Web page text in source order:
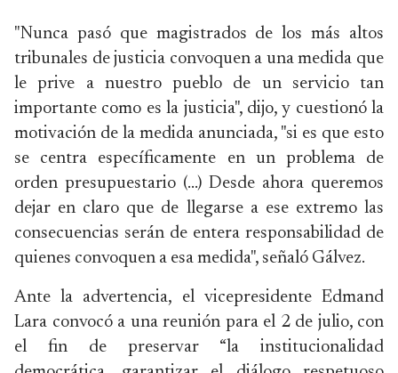
"Nunca pasó que magistrados de los más altos
tribunales de justicia convoquen a una medida que
le prive a nuestro pueblo de un servicio tan
importante como es la justicia", dijo, y cuestionó la
motivación de la medida anunciada, "si es que esto
se centra específicamente en un problema de
orden presupuestario (…) Desde ahora queremos
dejar en claro que de llegarse a ese extremo las
consecuencias serán de entera responsabilidad de
quienes convoquen a esa medida", señaló Gálvez.
Ante la advertencia, el vicepresidente Edmand
Lara convocó a una reunión para el 2 de julio, con
el fin de preservar “la institucionalidad